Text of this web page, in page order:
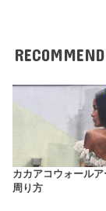
RECOMMEND
カカアコウォール
周り方